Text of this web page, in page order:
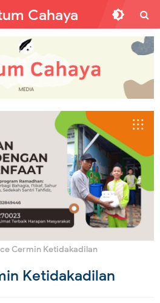
Cahaya
Cermin Ketidakadilan
Ketidakadilan